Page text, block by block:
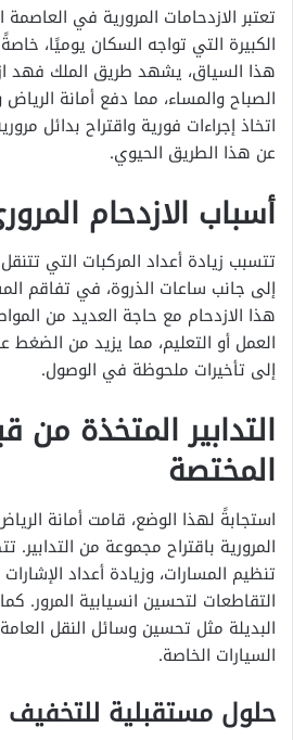
تعتبر الازدحامات المرورية في
الكبيرة التي تواجه السكان يوميًا،
هذا السياق، يشهد طريق الملك فهد
الصباح والمساء، مما دفع أمانة
اتخاذ إجراءات فورية واقتراح بدائل
عن هذا الطريق الحيوي.
أسباب الازدحام
تتسبب زيادة أعداد المركبات التي
إلى جانب ساعات الذروة، في تفاقم
هذا الازدحام مع حاجة العديد من
العمل أو التعليم، مما يزيد من الضغط
إلى تأخيرات ملحوظة في الوصول.
التدابير المتخذة من
المختصة
استجابةً لهذا الوضع، قامت أمانة
المرورية باقتراح مجموعة من التدابير.
تنظيم المسارات، وزيادة أعداد
التقاطعات لتحسين انسيابية المرور.
البديلة مثل تحسين وسائل النقل
السيارات الخاصة.
حلول مستقبلية للتخفيف